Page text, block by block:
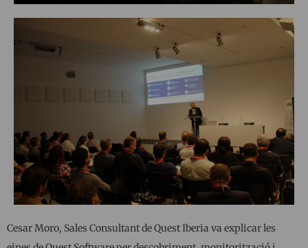
Cesar Moro, Sales Consultant de Quest Iberia va explicar les